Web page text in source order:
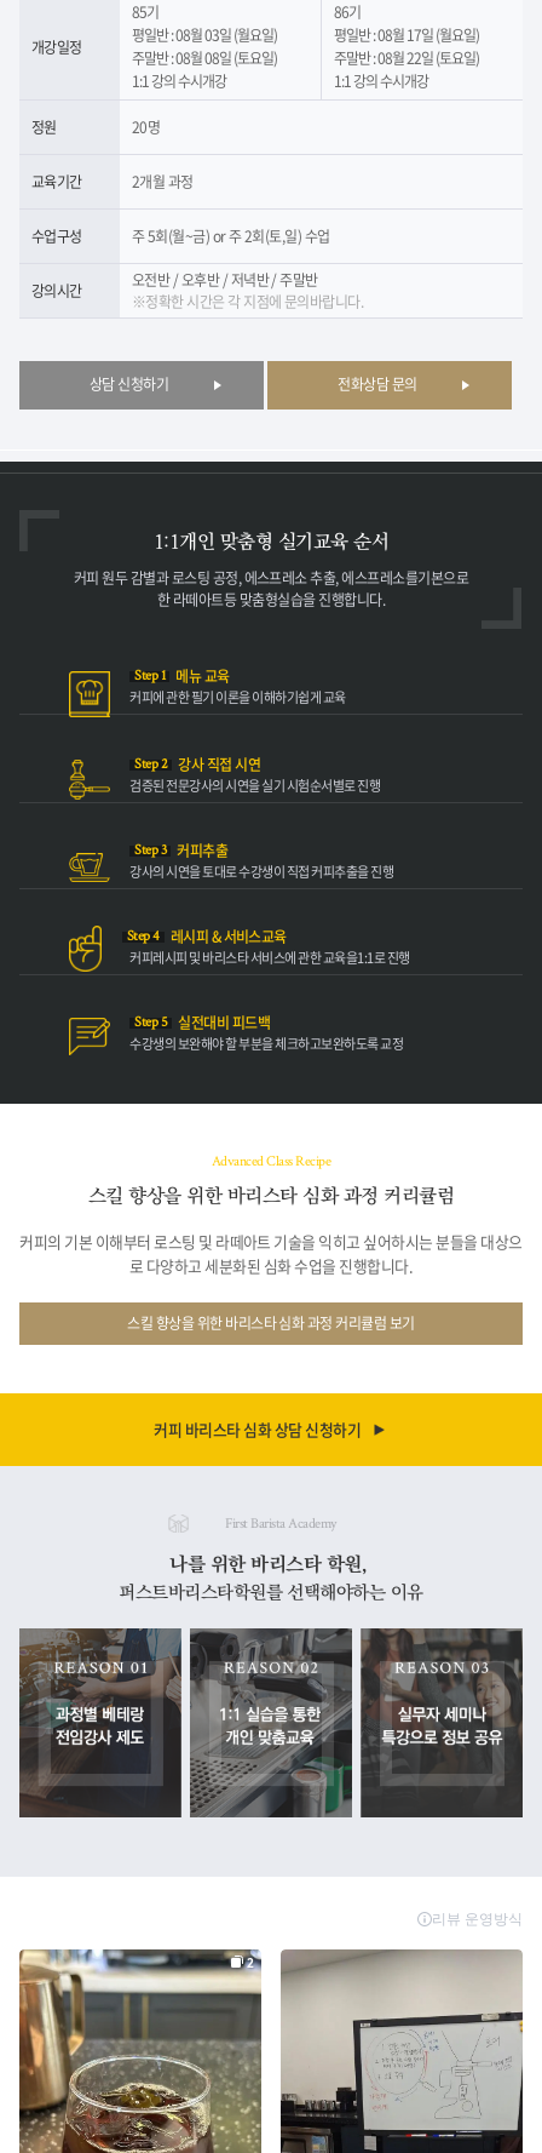
개강일정
85기
평일반 : 08월 03일 (월요일)
주말반 : 08월 08일 (토요일)
1:1 강의 수시개강
86기
평일반 : 08월 17일 (월요일)
주말반 : 08월 22일 (토요일)
1:1 강의 수시개강
정원 20명
교육기간 2개월 과정
수업구성 주 5회(월~금) or 주 2회(토,일) 수업
강의시간
오전반 / 오후반 / 저녁반 / 주말반
※정확한 시간은 각 지점에 문의바랍니다.
상담 신청하기 전화상담 문의
1:1개인 맞춤형 실기교육 순서
커피 원두 감별과 로스팅 공정,에스프레소 추출, 에스프레소를기본으로
한 라떼아트등 맞춤형실습을 진행합니다.
Step 1 메뉴 교육
커피에 관한 필기이론을 이해하기쉽게 교육
Step 2 강사 직접 시연
검증된 전문강사의시연을 실기 시험순서별로 진행
Step 3 커피추출
강사의 시연을 토대로수강생이 직접 커피추출을 진행
Step 4 레시피 & 서비스교육
커피레시피 및 바리스타서비스에 관한 교육을1:1로 진행
Step 5 실전대비 피드백
수강생의 보완해야할 부분을 체크하고보완하도록 교정
Advanced Class Recipe
스킬 향상을 위한 바리스타 심화 과정 커리큘럼
커피의 기본 이해부터 로스팅 및 라떼아트 기술을 익히고 싶어하시는 분들을 대상으
로 다양하고 세분화된 심화 수업을 진행합니다.
스킬 향상을 위한 바리스타 심화 과정 커리큘럼 보기
커피 바리스타 심화 상담 신청하기
First Barista Academy
나를 위한 바리스타 학원,
퍼스트바리스타학원를 선택해야하는 이유